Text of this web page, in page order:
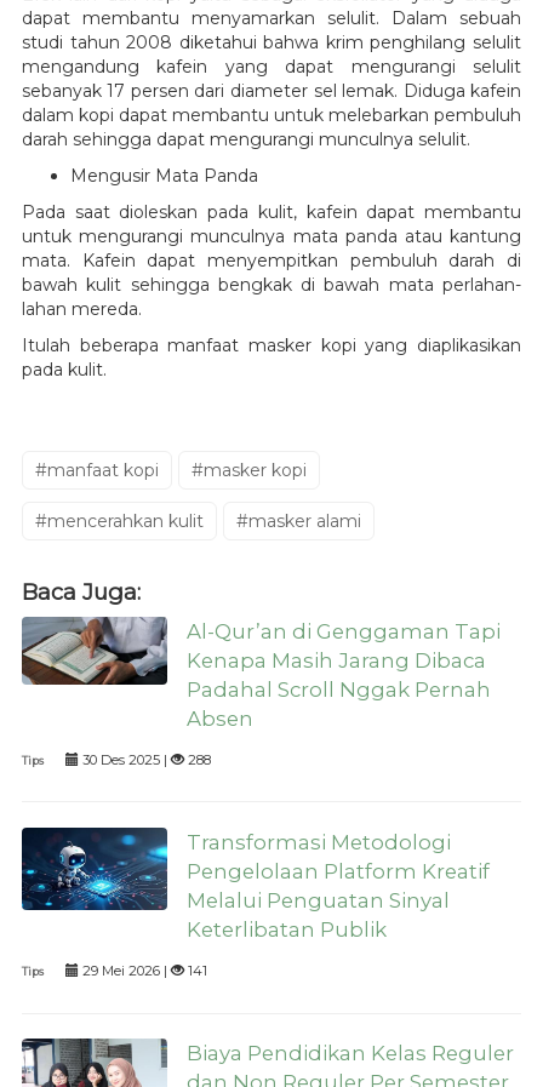
dapat membantu menyamarkan selulit. Dalam sebuah
studi tahun 2008 diketahui bahwa krim penghilang selulit
mengandung kafein yang dapat mengurangi selulit
sebanyak 17 persen dari diameter sel lemak. Diduga kafein
dalam kopi dapat membantu untuk melebarkan pembuluh
darah sehingga dapat mengurangi munculnya selulit.
Mengusir Mata Panda
Pada saat dioleskan pada kulit, kafein dapat membantu
untuk mengurangi munculnya mata panda atau kantung
mata. Kafein dapat menyempitkan pembuluh darah di
bawah kulit sehingga bengkak di bawah mata perlahan-
lahan mereda.
Itulah beberapa manfaat masker kopi yang diaplikasikan
pada kulit.
#manfaat kopi #masker kopi
#mencerahkan kulit #masker alami
Baca Juga:
Al-Qur’an di Genggaman Tapi
Kenapa Masih Jarang Dibaca
Padahal Scroll Nggak Pernah
Absen
Tips 30 Des 2025 | 288
Transformasi Metodologi
Pengelolaan Platform Kreatif
Melalui Penguatan Sinyal
Keterlibatan Publik
Tips 29 Mei 2026 | 141
Biaya Pendidikan Kelas Reguler